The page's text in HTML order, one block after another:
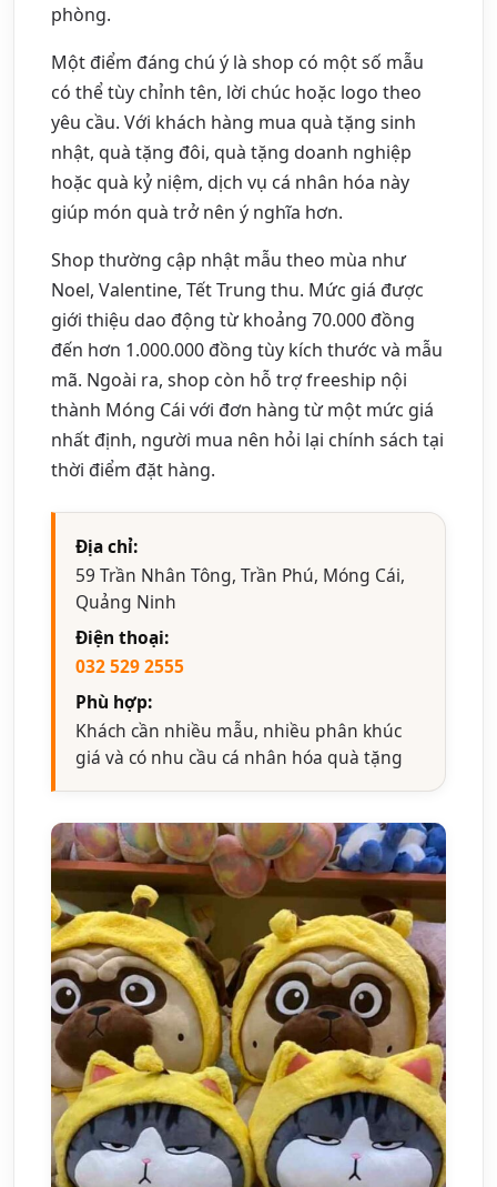
phòng.
Một điểm đáng chú ý là shop có một số mẫu
có thể tùy chỉnh tên, lời chúc hoặc logo theo
yêu cầu. Với khách hàng mua quà tặng sinh
nhật, quà tặng đôi, quà tặng doanh nghiệp
hoặc quà kỷ niệm, dịch vụ cá nhân hóa này
giúp món quà trở nên ý nghĩa hơn.
Shop thường cập nhật mẫu theo mùa như
Noel, Valentine, Tết Trung thu. Mức giá được
giới thiệu dao động từ khoảng 70.000 đồng
đến hơn 1.000.000 đồng tùy kích thước và mẫu
mã. Ngoài ra, shop còn hỗ trợ freeship nội
thành Móng Cái với đơn hàng từ một mức giá
nhất định, người mua nên hỏi lại chính sách tại
thời điểm đặt hàng.
Địa chỉ:
59 Trần Nhân Tông, Trần Phú, Móng Cái,
Quảng Ninh
Điện thoại:
032 529 2555
Phù hợp:
Khách cần nhiều mẫu, nhiều phân khúc
giá và có nhu cầu cá nhân hóa quà tặng